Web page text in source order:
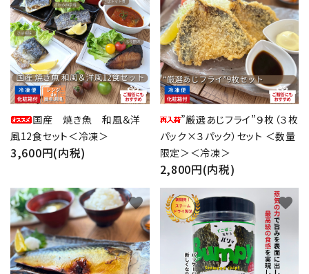
国産 焼き魚 和風＆洋
風12食セット＜冷凍＞
3,600円(内税)
”厳選あじフライ”９枚（３枚
パック×３パック）セット ＜数量
限定＞＜冷凍＞
2,800円(内税)
favorite favorite